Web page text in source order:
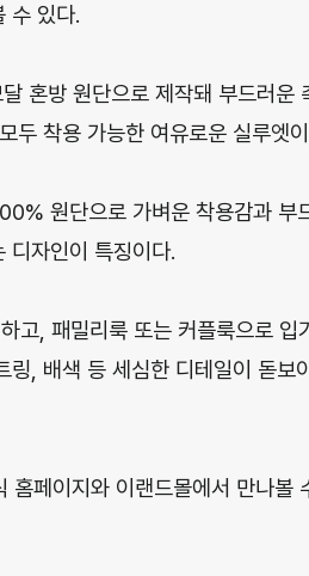
수 있다.
혼방 원단으로 제작돼 부드러운
두 착용 가능한 여유로운 실루엣
원단으로 가벼운 착용감과
디자인이 특징이다.
고, 패밀리룩 또는 커플룩으로 입
링, 배색 등 세심한 디테일이 돋보
페이지와 이랜드몰에서 만나볼